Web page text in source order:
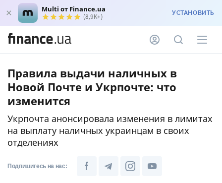
Multi от Finance.ua
(8,9K+) УСТАНОВИТЬ
Правила выдачи наличных в
Новой Почте и Укрпочте: что
изменится
Укрпочта анонсировала изменения в лимитах
на выплату наличных украинцам в своих
отделениях
Подпишитесь на нас: